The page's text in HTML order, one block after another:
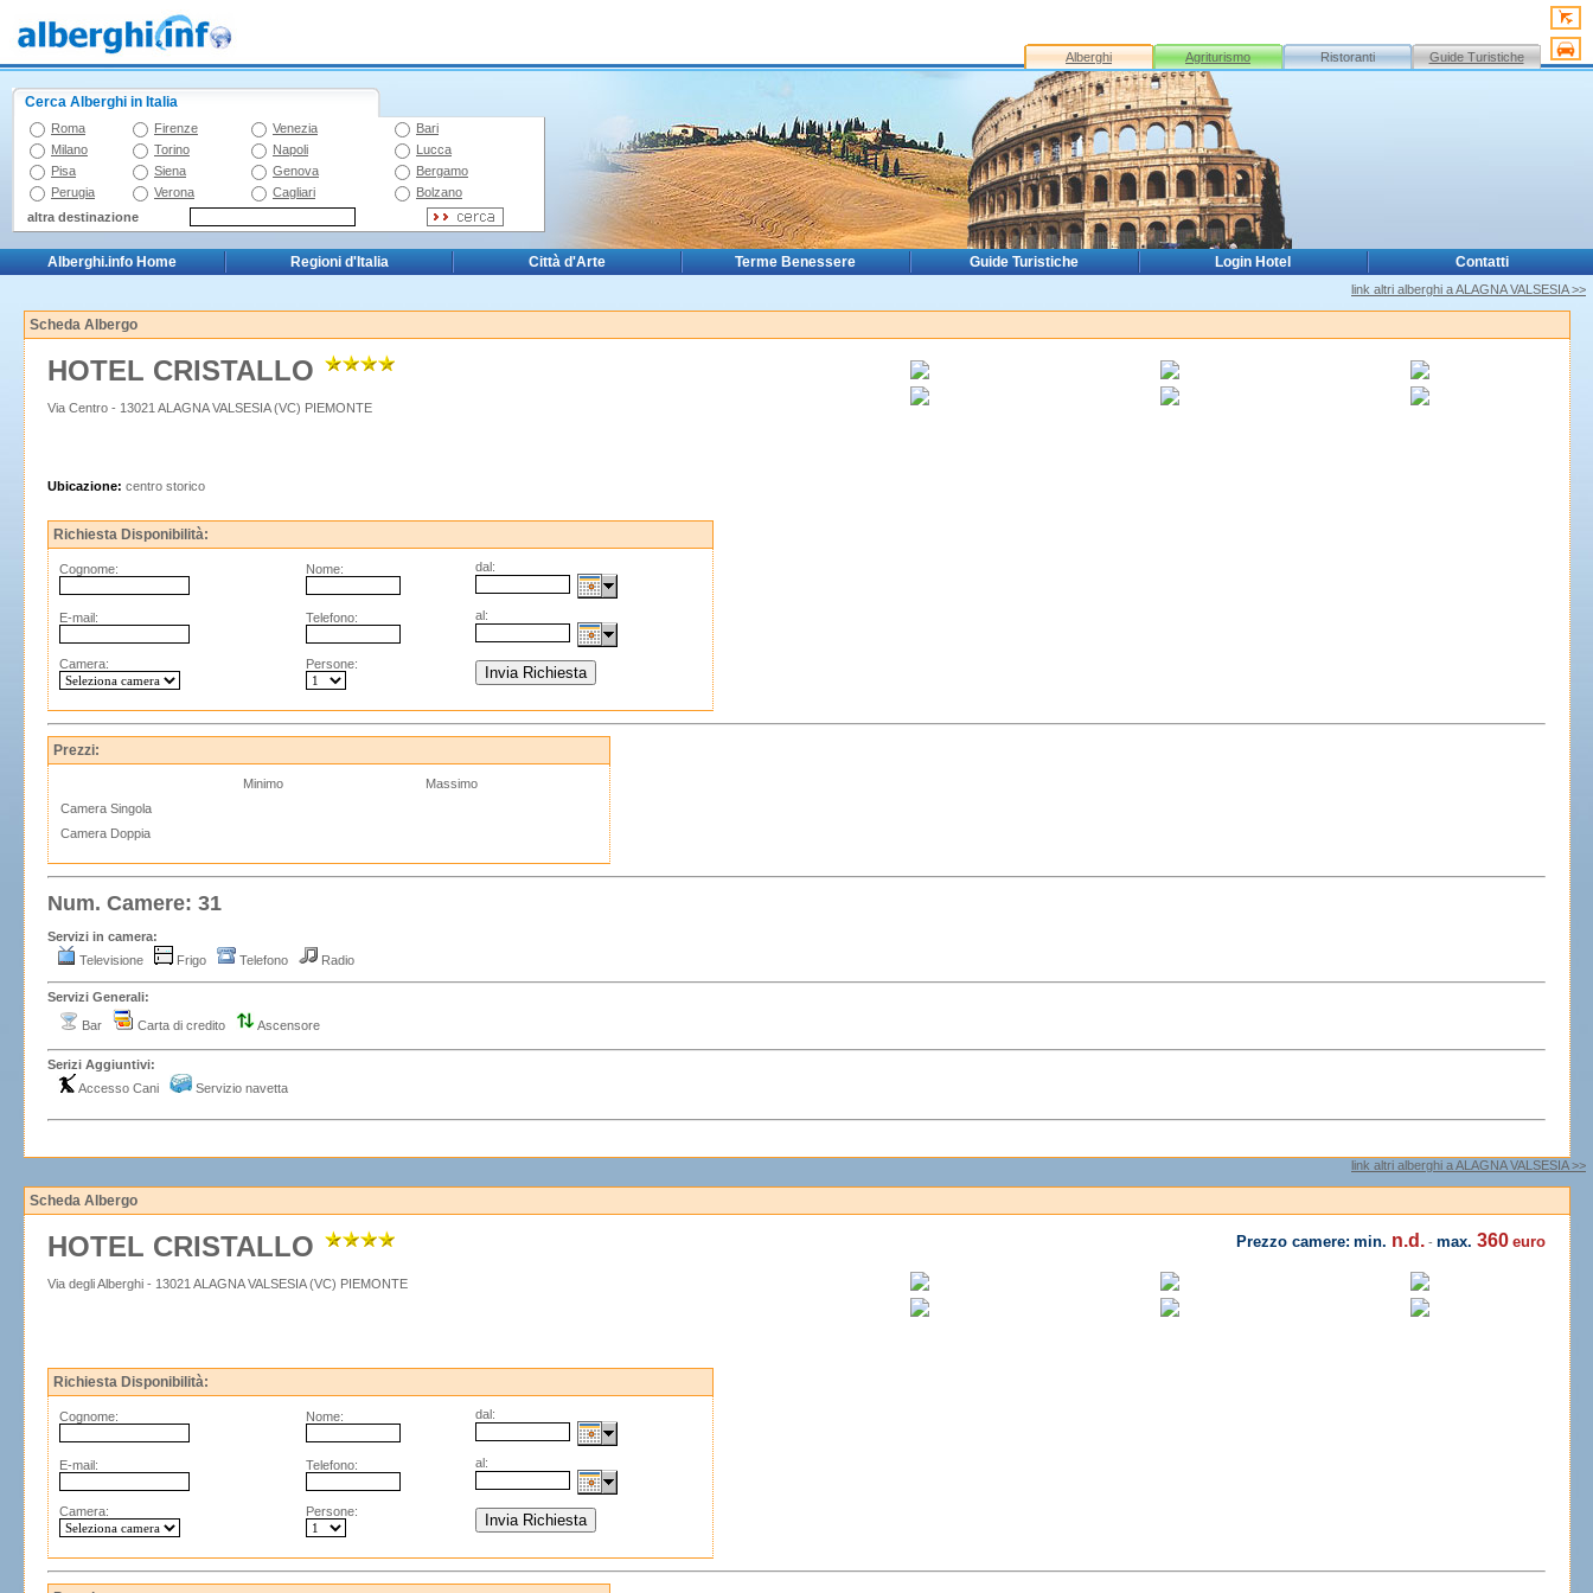
Alberghi Agriturismo Ristoranti Guide Turistiche
Cerca Alberghi in Italia
Roma Firenze Venezia
Bari
Milano
Torino Napoli
Lucca
Pisa
Siena Genova
Bergamo
Perugia
Verona Cagliari
Bolzano
altra destinazione
Alberghi.info Home Regioni d'Italia Città d'Arte Terme Benessere Guide Turistiche Login Hotel Contatti
link altri alberghi a ALAGNA VALSESIA >>
Scheda Albergo
HOTEL CRISTALLO
Via Centro - 13021 ALAGNA VALSESIA (VC) PIEMONTE
Ubicazione: centro storico
Richiesta Disponibilità:
Cognome: Nome: dal:
E-mail: Telefono: al:
Camera: Persone:
Prezzi:
Minimo
Massimo
Camera Singola
Camera Doppia
Num. Camere: 31
Servizi in camera:
Televisione
Frigo Telefono Radio
Servizi Generali:
Bar
Carta di credito Ascensore
Serizi Aggiuntivi:
Accesso Cani
Servizio navetta
link altri alberghi a ALAGNA VALSESIA >>
Scheda Albergo
HOTEL CRISTALLO
Via degli Alberghi - 13021 ALAGNA VALSESIA (VC) PIEMONTE
Richiesta Disponibilità:
Cognome: Nome: dal:
E-mail: Telefono: al:
Camera: Persone:
Prezzo camere: min. n.d. - max. 360 euro